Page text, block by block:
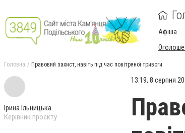
Афіша
Головна Правовий захист, навіть під час повітряної тривоги
Ірина Ільницька
Керівник проєкту
13:19, 8 серпня